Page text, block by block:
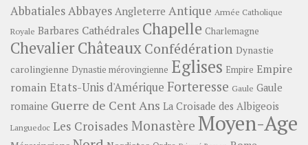
AbbatialesAbbayes Angleterre Antique Armée Catholique
Royale Barbares Cathédrales Chapelle Charlemagne
ChevalierChâteauxConfédération Dynastie
carolingienne Dynastie mérovingienne Eglises Empire Empire
romainEtats-Unis d'Amérique Forteresse Gaule Gaule
romaine Guerre de Cent Ans La Croisade des Albigeois
Languedoc Les Croisades Monastère Moyen-Age